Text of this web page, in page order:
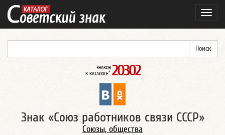
ЗНАКОВ
В КАТАЛОГЕ*: 20302
Знак «Союз работников связи СССР»
Союзы, общества